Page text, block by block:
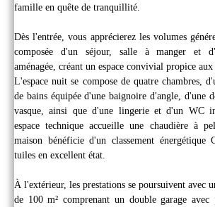
famille en quête de tranquillité.
Dès l'entrée, vous apprécierez les volumes
composée d'un séjour, salle à manger et
aménagée, créant un espace convivial propice aux
L'espace nuit se compose de quatre chambres,
de bains équipée d'une baignoire d'angle, d'une
vasque, ainsi que d'une lingerie et d'un WC
espace technique accueille une chaudière à
maison bénéficie d'un classement
tuiles en excellent état.
À l'extérieur, les prestations se poursuivent avec
de 100 m² comprenant un double garage avec